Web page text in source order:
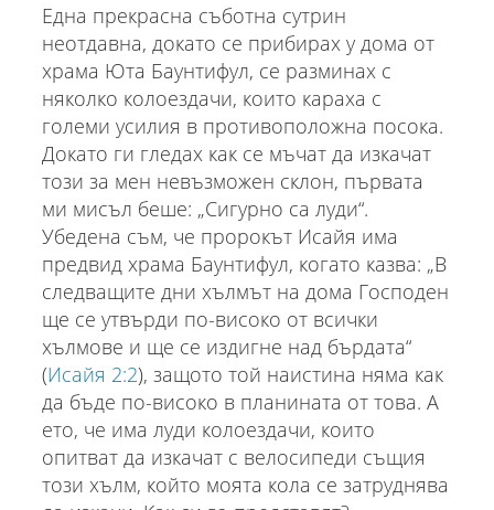
Една прекрасна съботна сутрин
неотдавна, докато се прибирах у дома от
храма Юта Баунтифул, се разминах с
няколко колоездачи, които караха с
големи усилия в противоположна посока.
Докато ги гледах как се мъчат да изкачат
този за мен невъзможен склон, първата
ми мисъл беше: „Сигурно са луди“.
Убедена съм, че пророкът Исайя има
предвид храма Баунтифул, когато казва: „В
следващите дни хълмът на дома Господен
ще се утвърди по-високо от всички
хълмове и ще се издигне над бърдата“
(Исайя 2:2), защото той наистина няма как
да бъде по-високо в планината от това. А
ето, че има луди колоездачи, които
опитват да изкачат с велосипеди същия
този хълм, който моята кола се затруднява